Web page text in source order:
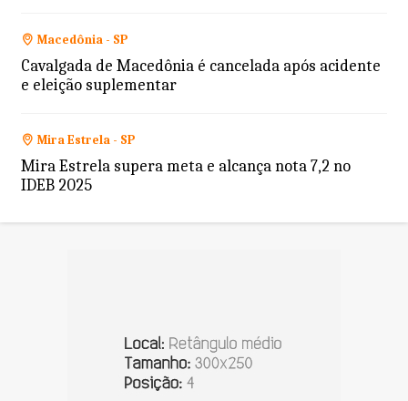
Macedônia - SP
Cavalgada de Macedônia é cancelada após acidente
e eleição suplementar
Mira Estrela - SP
Mira Estrela supera meta e alcança nota 7,2 no
IDEB 2025